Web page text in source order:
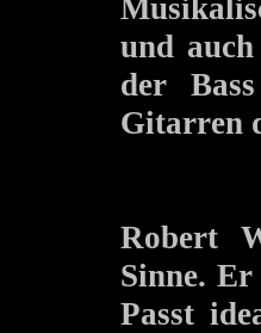
und
der
Gitarren
Robert
Sinne.
Passt